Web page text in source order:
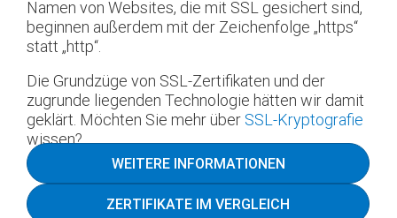
Namen von Websites, die mit SSL gesichert sind,
beginnen außerdem mit der Zeichenfolge „https“
statt „http“.
Die Grundzüge von SSL-Zertifikaten und der
zugrunde liegenden Technologie hätten wir damit
geklärt. Möchten Sie mehr über SSL-Kryptografie
wissen?
WEITERE INFORMATIONEN
ZERTIFIKATE IM VERGLEICH